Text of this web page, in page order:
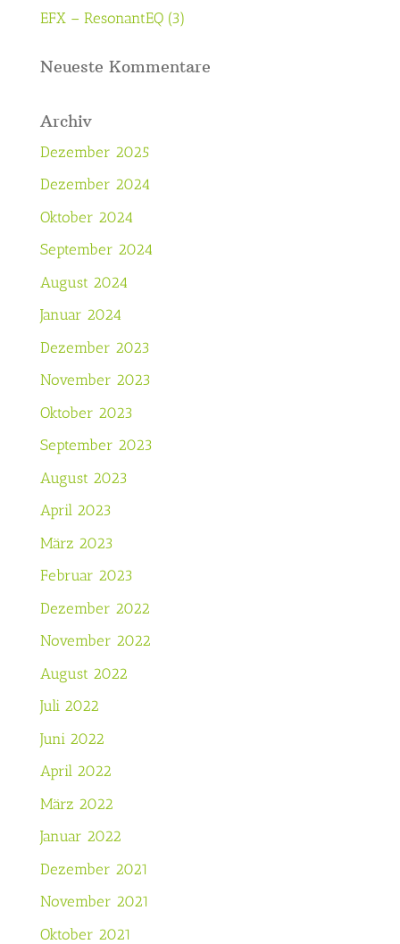
EFX – ResonantEQ (3)
Neueste Kommentare
Archiv
Dezember 2025
Dezember 2024
Oktober 2024
September 2024
August 2024
Januar 2024
Dezember 2023
November 2023
Oktober 2023
September 2023
August 2023
April 2023
März 2023
Februar 2023
Dezember 2022
November 2022
August 2022
Juli 2022
Juni 2022
April 2022
März 2022
Januar 2022
Dezember 2021
November 2021
Oktober 2021